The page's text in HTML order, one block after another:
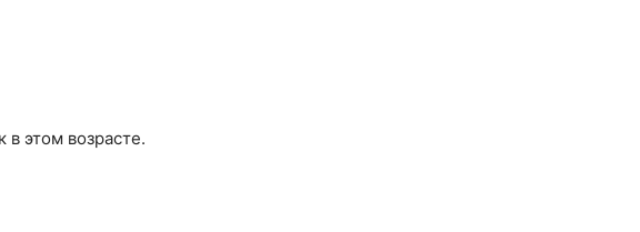
этом возрасте.